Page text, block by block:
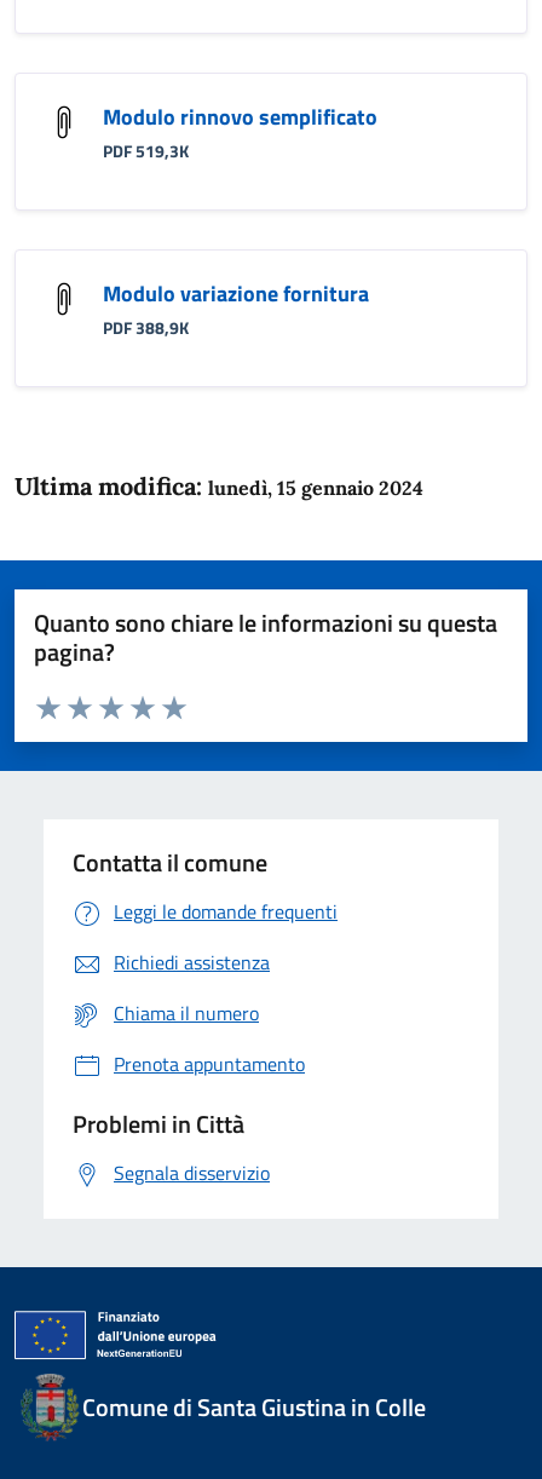
Modulo rinnovo semplificato
PDF 519,3K
Modulo variazione fornitura
PDF 388,9K
Ultima modifica: lunedì, 15 gennaio 2024
Quanto sono chiare le informazioni su questa
pagina?
Domanda
Valuta da 1 a 5 stelle la pagina
Valuta 5 stelle su 5
Valuta 4 stelle su 5
Valuta 3 stelle su 5
Valuta 2 stelle su 5
Valuta 1 stelle su 5
Contatta il comune
Leggi le domande frequenti
Richiedi assistenza
Chiama il numero
Prenota appuntamento
Problemi in Città
Segnala disservizio
Comune di Santa Giustina in Colle